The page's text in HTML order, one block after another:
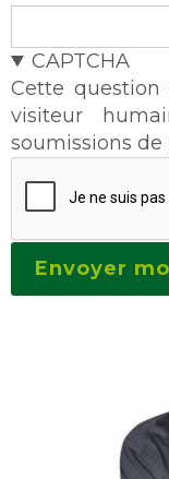
CAPTCHA
Cette
visiteur
soumissions